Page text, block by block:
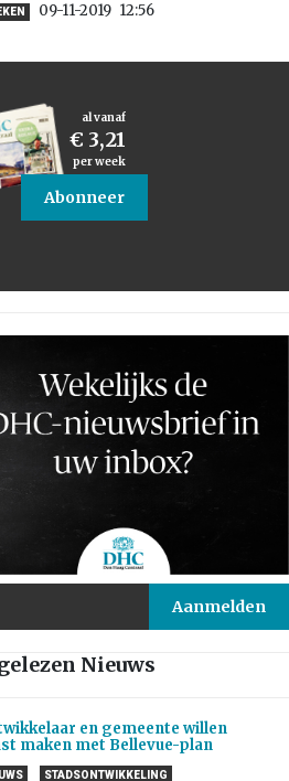
09-11-2019 12:56
al vanaf
€ 3,21
per week
Abonneer
Nieuws
en gemeente willen
maken met Bellevue-plan
STADSONTWIKKELING